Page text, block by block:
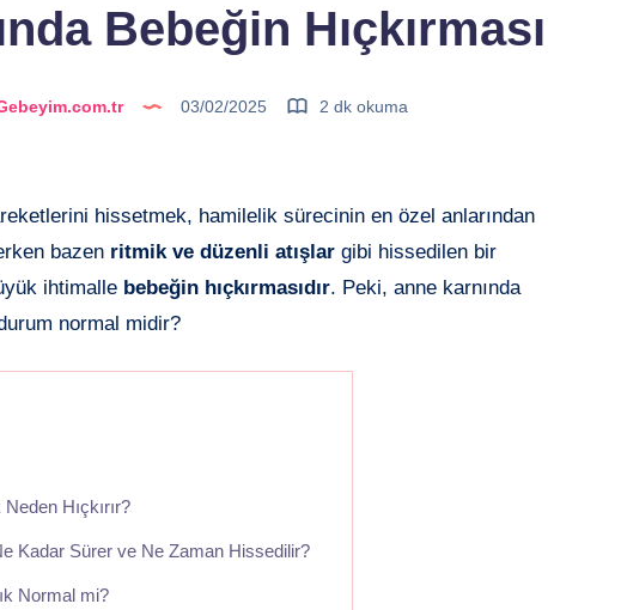
Bebeğin Hıçkırması
03/02/2025 2 dk okuma
hissetmek, hamilelik sürecinin en özel anlarından
bazen ritmik ve düzenli atışlar gibi hissedilen bir
ihtimalle bebeğin hıçkırmasıdır. Peki, anne karnında
normal midir?
Hıçkırır?
Kadar Sürer ve Ne Zaman Hissedilir?
Normal mi?